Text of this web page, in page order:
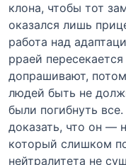
клона, чтобы тот
оказался лишь
работа над
рраей
допрашивают,
людей быть не
были погибнуть
доказать, что он —
который слишком
нейтралитета не